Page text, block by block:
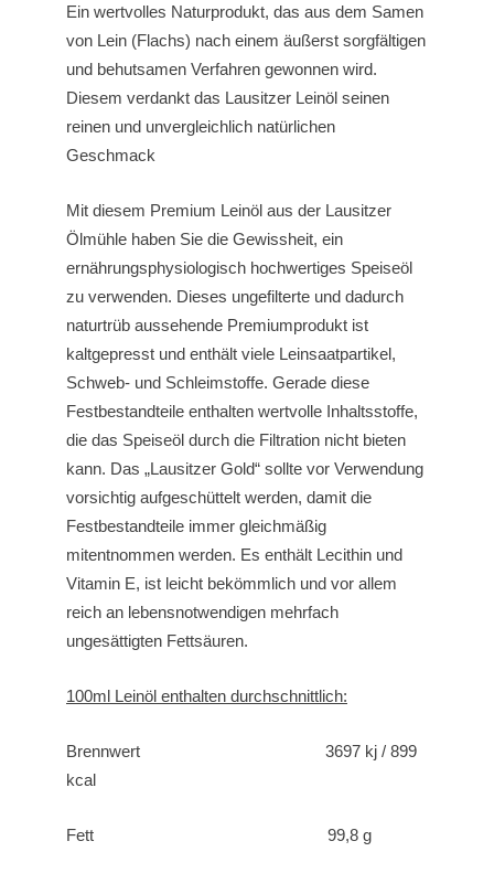
Ein wertvolles Naturprodukt, das aus dem Samen
von Lein (Flachs) nach einem äußerst sorgfältigen
und behutsamen Verfahren gewonnen wird.
Diesem verdankt das Lausitzer Leinöl seinen
reinen und unvergleichlich natürlichen
Geschmack
Mit diesem Premium Leinöl aus der Lausitzer
Ölmühle haben Sie die Gewissheit, ein
ernährungsphysiologisch hochwertiges Speiseöl
zu verwenden. Dieses ungefilterte und dadurch
naturtrüb aussehende Premiumprodukt ist
kaltgepresst und enthält viele Leinsaatpartikel,
Schweb- und Schleimstoffe. Gerade diese
Festbestandteile enthalten wertvolle Inhaltsstoffe,
die das Speiseöl durch die Filtration nicht bieten
kann. Das „Lausitzer Gold“ sollte vor Verwendung
vorsichtig aufgeschüttelt werden, damit die
Festbestandteile immer gleichmäßig
mitentnommen werden. Es enthält Lecithin und
Vitamin E, ist leicht bekömmlich und vor allem
reich an lebensnotwendigen mehrfach
ungesättigten Fettsäuren.
100ml Leinöl enthalten durchschnittlich:
Brennwert 3697 kj / 899
kcal
Fett 99,8 g